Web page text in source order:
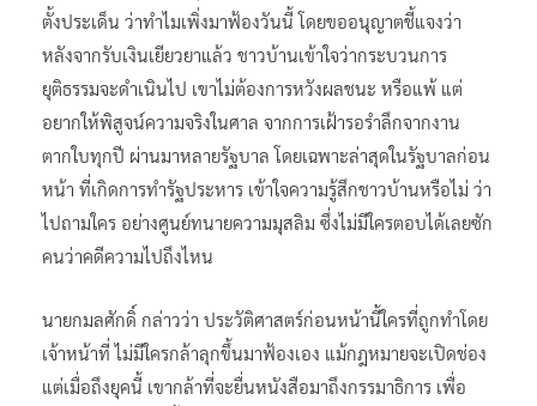
ตั้งประเด็น ว่าทำไมเพิ่งมาฟ้องวันนี้ โดยขออนุญาตชี้แจงว่า
หลังจากรับเงินเยียวยาแล้ว ชาวบ้านเข้าใจว่ากระบวนการ
ยุติธรรมจะดำเนินไป เขาไม่ต้องการหวังผลชนะ หรือแพ้ แต่
อยากให้พิสูจน์ความจริงในศาล จากการเฝ้ารอรำลึกจากงาน
ตากใบทุกปี ผ่านมาหลายรัฐบาล โดยเฉพาะล่าสุดในรัฐบาลก่อน
หน้า ที่เกิดการทำรัฐประหาร เข้าใจความรู้สึกชาวบ้านหรือไม่ ว่า
ไปถามใคร อย่างศูนย์ทนายความมุสลิม ซึ่งไม่มีใครตอบได้เลยซัก
คนว่าคดีความไปถึงไหน
นายกมลศักดิ์ กล่าวว่า ประวัติศาสตร์ก่อนหน้านี้ใครที่ถูกทำโดย
เจ้าหน้าที่ ไม่มีใครกล้าลุกขึ้นมาฟ้องเอง แม้กฎหมายจะเปิดช่อง
แต่เมื่อถึงยุคนี้ เขากล้าที่จะยื่นหนังสือมาถึงกรรมาธิการ เพื่อ